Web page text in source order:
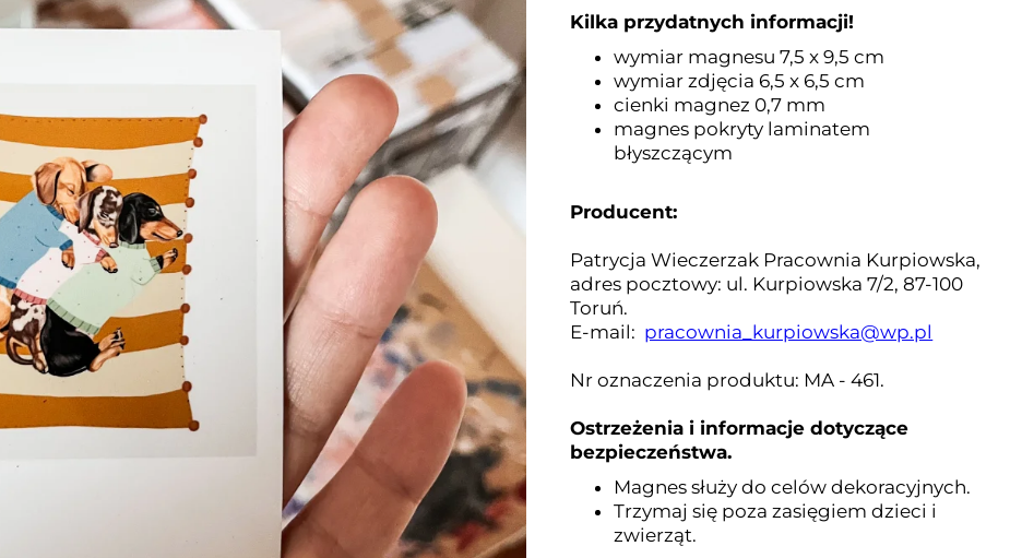
Kilka przydatnych informacji!
wymiar magnesu 7,5 x 9,5 cm
wymiar zdjęcia 6,5 ​​x 6,5 cm
cienki magnez 0,7 mm
magnes pokryty laminatem
błyszczącym
Producent:
Patrycja Wieczerzak Pracownia Kurpiowska,
adres pocztowy: ul. Kurpiowska 7/2, 87-100
Toruń.
E-mail: pracownia_kurpiowska@wp.pl
Nr oznaczenia produktu: MA - 461.
Ostrzeżenia i informacje dotyczące
bezpieczeństwa.
Magnes służy do celów dekoracyjnych.
Trzymaj się poza zasięgiem dzieci i
zwierząt.